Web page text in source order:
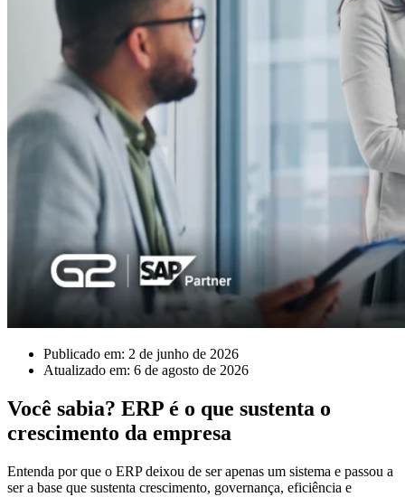
Publicado em: 2 de junho de 2026
Atualizado em: 6 de agosto de 2026
Você sabia? ERP é o que sustenta o
crescimento da empresa
Entenda por que o ERP deixou de ser apenas um sistema e passou a
ser a base que sustenta crescimento, governança, eficiência e